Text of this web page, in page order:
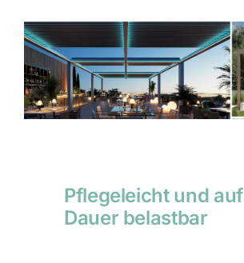
Pflegeleicht und auf
Dauer belastbar